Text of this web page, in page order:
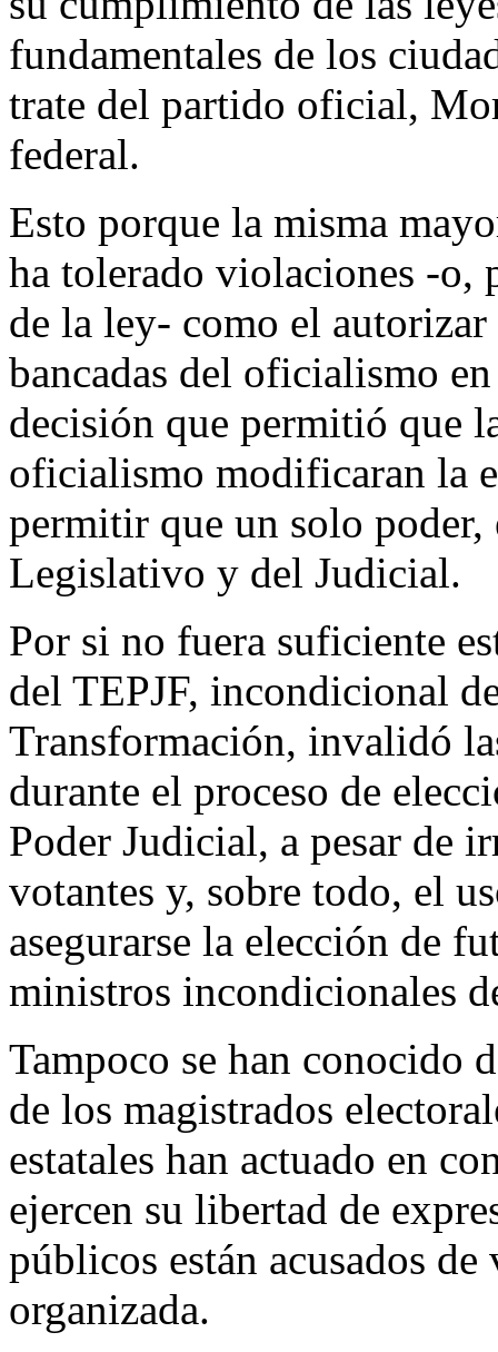
fundamentales de los
trate del partido oficial,
federal.
Esto porque la misma
ha tolerado violaciones -o,
de la ley- como el autorizar
bancadas del oficialismo
decisión que permitió que
oficialismo modificaran la
permitir que un solo
Legislativo y del Judicial.
Por si no fuera suficiente
del TEPJF, incondicional
Transformación, invalidó
durante el proceso de
Poder Judicial, a pesar de
votantes y, sobre todo, el
asegurarse la elección de
ministros incondicionales
Tampoco se han conocido
de los magistrados
estatales han actuado en
ejercen su libertad de
públicos están acusados
organizada.